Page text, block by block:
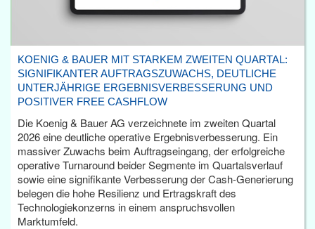
KOENIG & BAUER MIT STARKEM ZWEITEN QUARTAL:
SIGNIFIKANTER AUFTRAGSZUWACHS, DEUTLICHE
UNTERJÄHRIGE ERGEBNISVERBESSERUNG UND
POSITIVER FREE CASHFLOW
Die Koenig & Bauer AG verzeichnete im zweiten Quartal
2026 eine deutliche operative Ergebnisverbesserung. Ein
massiver Zuwachs beim Auftragseingang, der erfolgreiche
operative Turnaround beider Segmente im Quartalsverlauf
sowie eine signifikante Verbesserung der Cash-Generierung
belegen die hohe Resilienz und Ertragskraft des
Technologiekonzerns in einem anspruchsvollen
Marktumfeld.